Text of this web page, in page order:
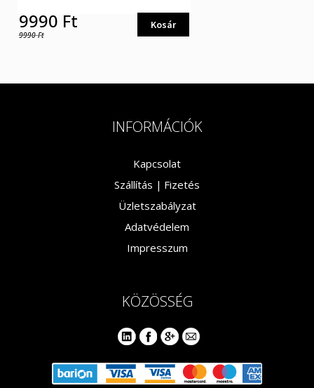
9990 Ft
9990Ft
Kosár
INFORMÁCIÓK
Kapcsolat
Szállítás | Fizetés
Üzletszabályzat
Adatvédelem
Impresszum
KÖZÖSSÉG